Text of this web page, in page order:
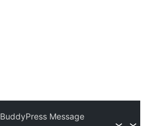
BuddyPress Message